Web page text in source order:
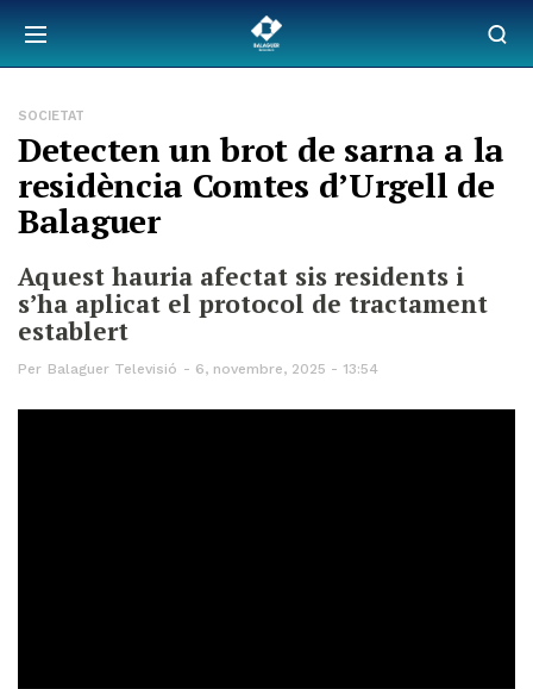
SOCIETAT
Detecten un brot de sarna a la
residència Comtes d’Urgell de
Balaguer
Aquest hauria afectat sis residents i
s’ha aplicat el protocol de tractament
establert
Per Balaguer Televisió 6, novembre, 2025 - 13:54